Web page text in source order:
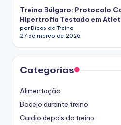
Treino Búlgaro: Protocolo
Hipertrofia Testado em
por Dicas de Treino
27 de março de 2026
Categorias
Alimentação
Bocejo durante treino
Cardio depois do treino